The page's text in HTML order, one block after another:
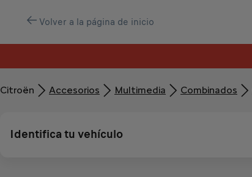
Volver a la página de inicio
Citroën Accesorios Multimedia Combinados
Identifica tu vehículo